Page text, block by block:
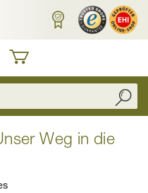
Weg in die